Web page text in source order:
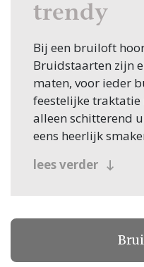
trendy
Bij een bruiloft
Bruidstaarten zijn
maten, voor ieder
feestelijke traktatie
alleen schitterend
eens heerlijk
Ga daarom samen
andere smaak te
lees verder